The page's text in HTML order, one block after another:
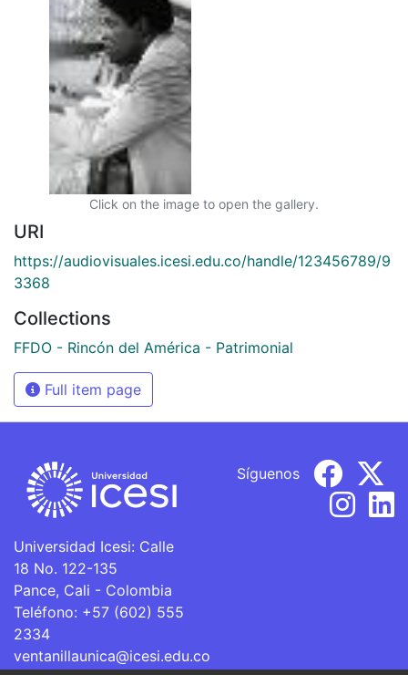
Click on the image to open the gallery.
URI
https://audiovisuales.icesi.edu.co/handle/123456789/9
3368
Collections
FFDO - Rincón del América - Patrimonial
Full item page
Universidad Icesi: Calle
18 No. 122-135
Pance, Cali - Colombia
Teléfono: +57 (602) 555
2334
ventanillaunica@icesi.edu.co
Síguenos